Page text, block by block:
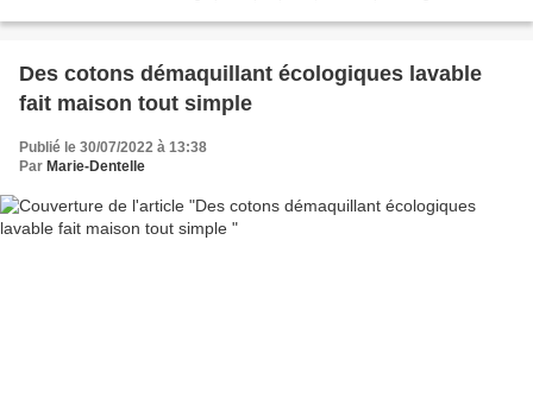
Des cotons démaquillant écologiques lavable
fait maison tout simple
Publié le 30/07/2022 à 13:38
Par Marie-Dentelle